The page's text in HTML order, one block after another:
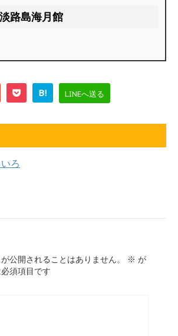
淡路島海月館
B! LINEへ送る
ろ
公開されることはありません。 ※ が
須項目です